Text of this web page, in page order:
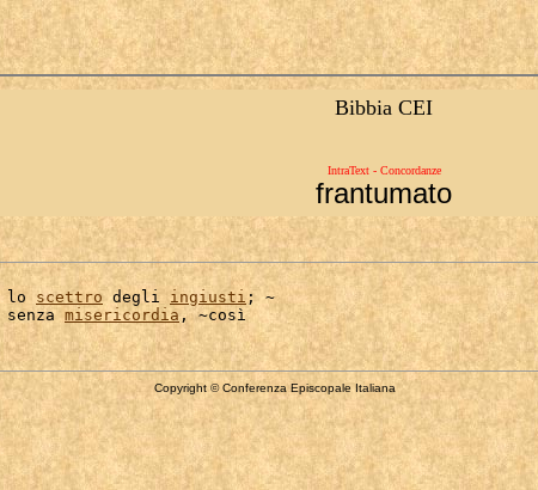
Bibbia CEI
IntraText - Concordanze
frantumato
lo scettro degli ingiusti ; ~
senza misericordia
Copyright © Conferenza Episcopale Italiana